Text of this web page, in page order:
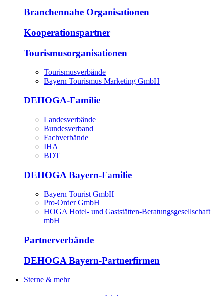
Branchennahe Organisationen
Kooperationspartner
Tourismusorganisationen
Tourismusverbände
Bayern Tourismus Marketing GmbH
DEHOGA-Familie
Landesverbände
Bundesverband
Fachverbände
IHA
BDT
DEHOGA Bayern-Familie
Bayern Tourist GmbH
Pro-Order GmbH
HOGA Hotel- und Gaststätten-Beratungsgesellschaft
mbH
Partnerverbände
DEHOGA Bayern-Partnerfirmen
Sterne & mehr